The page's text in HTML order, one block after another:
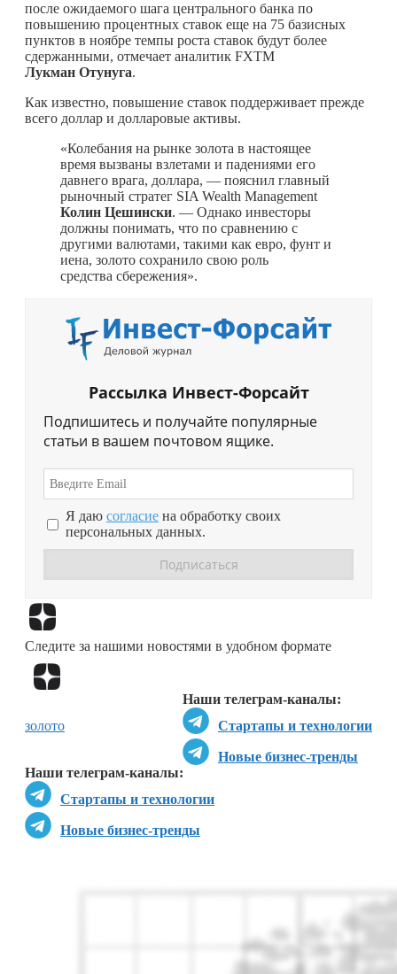
после ожидаемого шага центрального банка по
повышению процентных ставок еще на 75 базисных
пунктов в ноябре темпы роста ставок будут более
сдержанными, отмечает аналитик FXTM
Лукман Отунуга.
Как известно, повышение ставок поддерживает прежде
всего доллар и долларовые активы.
«Колебания на рынке золота в настоящее
время вызваны взлетами и падениями его
давнего врага, доллара, — пояснил главный
рыночный стратег SIA Wealth Management
Колин Цешински. — Однако инвесторы
должны понимать, что по сравнению с
другими валютами, такими как евро, фунт и
иена, золото сохранило свою роль
средства сбережения».
Рассылка Инвест-Форсайт
Подпишитесь и получайте популярные
статьи в вашем почтовом ящике.
Я даю согласие на обработку своих
персональных данных.
Следите за нашими новостями в удобном формате
Наши телеграм-каналы:
Стартапы и технологии
Новые бизнес-тренды
Наши телеграм-каналы:
Стартапы и технологии
Новые бизнес-тренды
золото